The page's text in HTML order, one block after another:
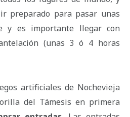
preparado para pasar unas
y es importante llegar con
(unas 3 ó 4 horas
artificiales de Nochevieja
del Támesis en primera